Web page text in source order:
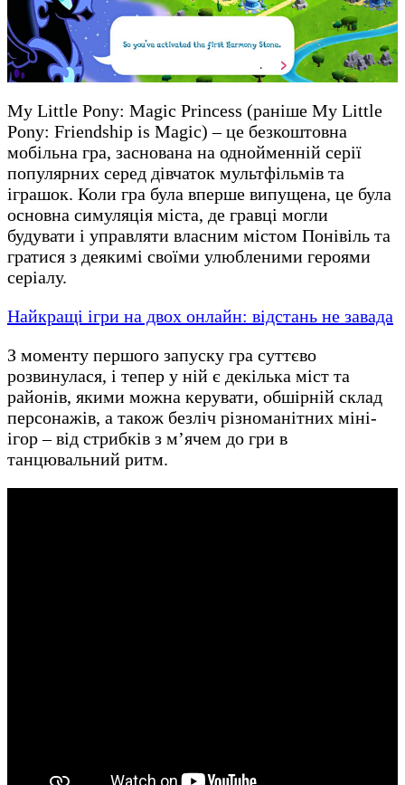
My Little Pony: Magic Princess (раніше My Little
Pony: Friendship is Magic) – це безкоштовна
мобільна гра, заснована на однойменній серії
популярних серед дівчаток мультфільмів та
іграшок. Коли гра була вперше випущена, це була
основна симуляція міста, де гравці могли
будувати і управляти власним містом Понівіль та
гратися з деякимі своїми улюбленими героями
серіалу.
Найкращі ігри на двох онлайн: відстань не завада
З моменту першого запуску гра суттєво
розвинулася, і тепер у ній є декілька міст та
районів, якими можна керувати, обшірній склад
персонажів, а також безліч різноманітних міні-
ігор – від стрибків з м’ячем до гри в
танцювальний ритм.